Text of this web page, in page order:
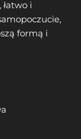
i
formą i